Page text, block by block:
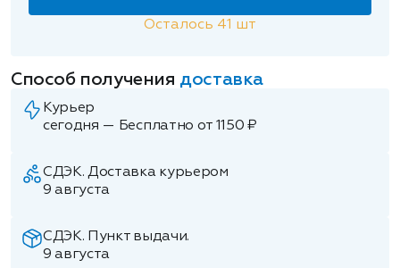
Осталось 41 шт
Способ получения доставка
Курьер
сегодня — Бесплатно от 1150 ₽
СДЭК. Доставка курьером
9 августа
СДЭК. Пункт выдачи.
9 августа